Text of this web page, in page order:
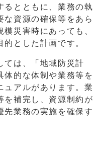
るとともに、業務の執
な資源の確保等をあら
災害時にあっても、
とした計画です。
ては、「地域防災計
体的な体制や業務等を
ュアルがあります。業
を補完し、資源制約が
先業務の実施を確保す